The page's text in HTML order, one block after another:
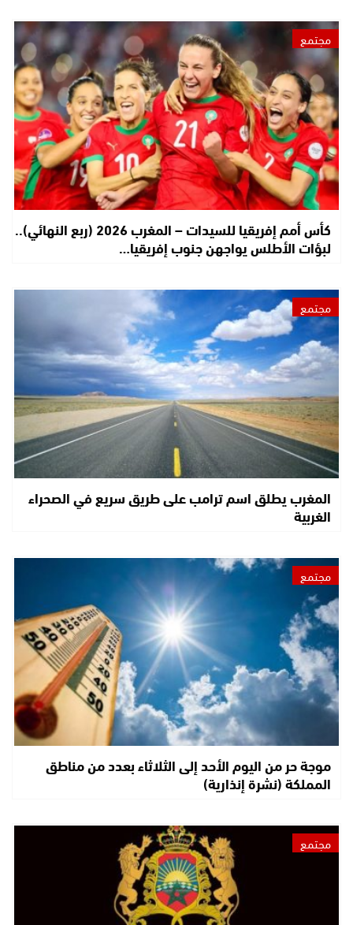
مجتمع
كأس أمم إفريقيا للسيدات – المغرب 2026 (ربع النهائي)..
لبؤات الأطلس يواجهن جنوب إفريقيا…
مجتمع
المغرب يطلق اسم ترامب على طريق سريع في الصحراء
الغربية
مجتمع
موجة حر من اليوم الأحد إلى الثلاثاء بعدد من مناطق
المملكة (نشرة إنذارية)
مجتمع